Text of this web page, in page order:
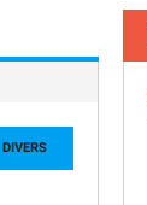
DIVERS